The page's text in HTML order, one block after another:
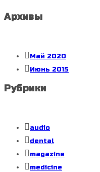
Архивы
Май 2020
Июнь 2015
Рубрики
audio
dental
magazine
medicine